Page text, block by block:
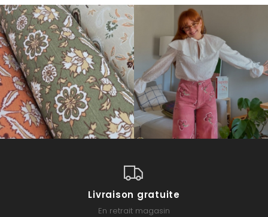
Livraison gratuite
En retrait magasin